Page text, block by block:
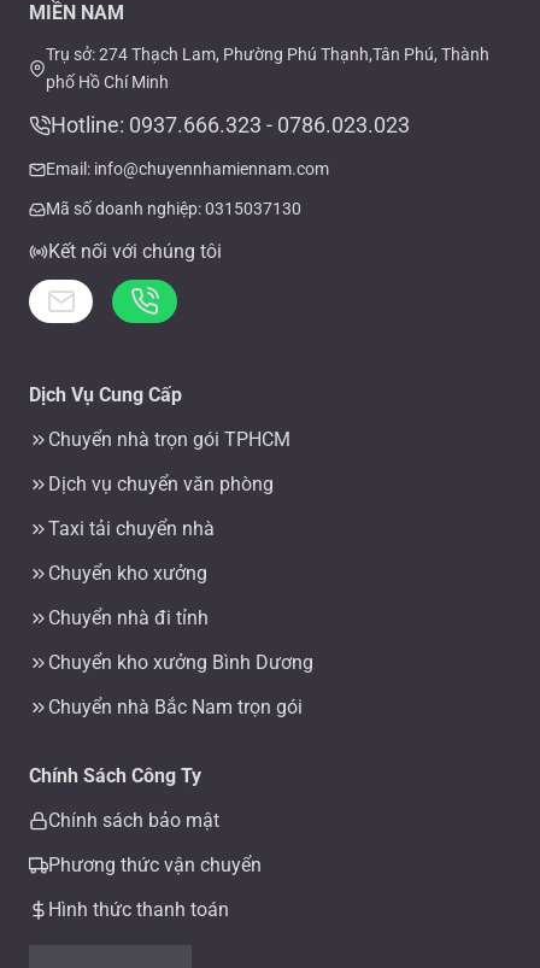
MIỀN NAM
Trụ sở: 274 Thạch Lam, Phường Phú Thạnh,Tân Phú, Thành
phố Hồ Chí Minh
Hotline: 0937.666.323 - 0786.023.023
Email: info@chuyennhamiennam.com
Mã số doanh nghiệp: 0315037130
Kết nối với chúng tôi
Dịch Vụ Cung Cấp
Chuyển nhà trọn gói TPHCM
Dịch vụ chuyển văn phòng
Taxi tải chuyển nhà
Chuyển kho xưởng
Chuyển nhà đi tỉnh
Chuyển kho xưởng Bình Dương
Chuyển nhà Bắc Nam trọn gói
Chính Sách Công Ty
Chính sách bảo mật
Phương thức vận chuyển
Hình thức thanh toán